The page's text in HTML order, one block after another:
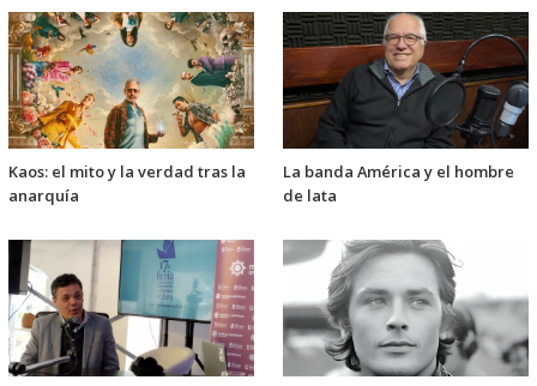
Kaos: el mito y la verdad tras la
anarquía
La banda América y el hombre
de lata